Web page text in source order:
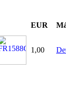
EUR
1,00